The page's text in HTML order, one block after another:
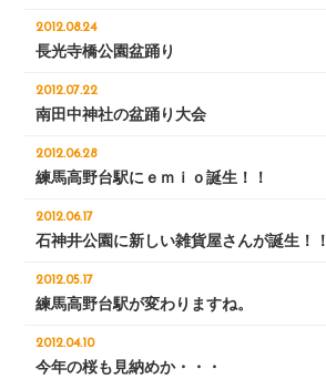
2012.08.24
長光寺橋公園盆踊り
2012.07.22
南田中神社の盆踊り大会
2012.06.28
練馬高野台駅にｅｍｉｏ誕生！！
2012.06.17
石神井公園に新しい雑貨屋さんが誕生！！
2012.05.17
練馬高野台駅が変わりますね。
2012.04.10
今年の桜も見納めか・・・